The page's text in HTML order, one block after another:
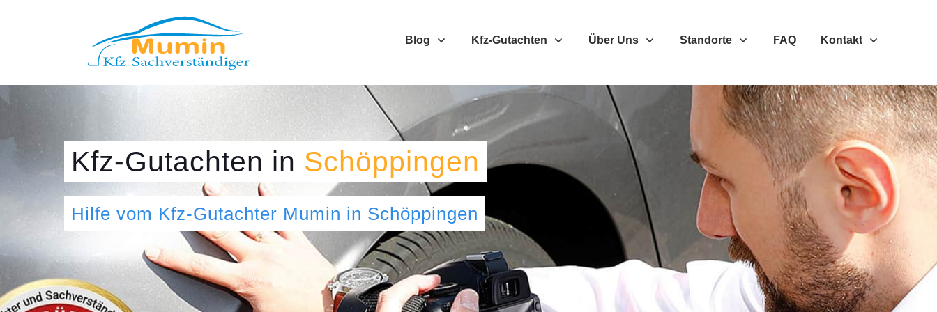
Blog Kfz-Gutachten Über Uns Standorte FAQ Kontakt
Kfz-Gutachten in Schöppingen
Hilfe vom Kfz-Gutachter Mumin in Schöppingen